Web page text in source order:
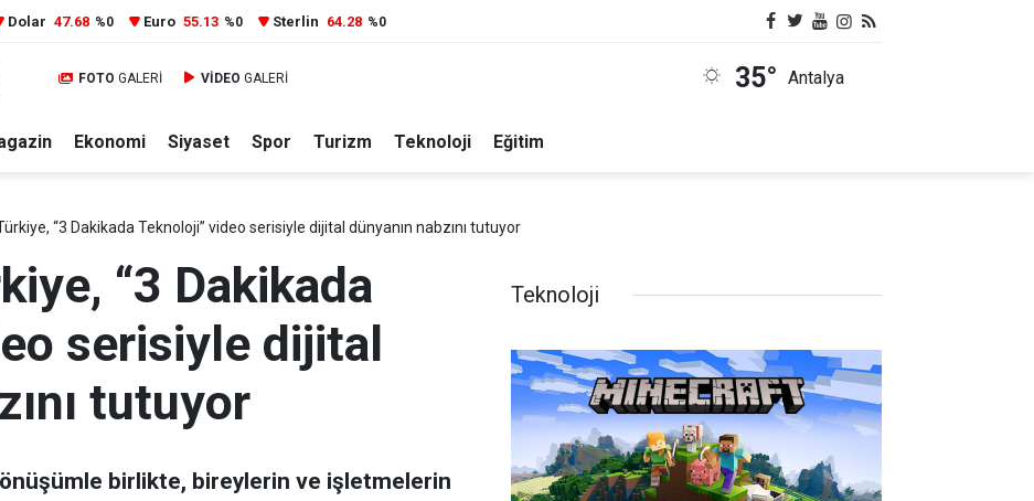
Dolar 47.68 %0 Euro 55.13 %0 Sterlin 64.28 %0
FOTO GALERİ VİDEO GALERİ 35° Antalya
Ekonomi Siyaset Spor Turizm Teknoloji Eğitim
“3 Dakikada Teknoloji” video serisiyle dijital dünyanın nabzını tutuyor
“3 Dakikada
serisiyle dijital
tutuyor
birlikte, bireylerin ve işletmelerin
Teknoloji